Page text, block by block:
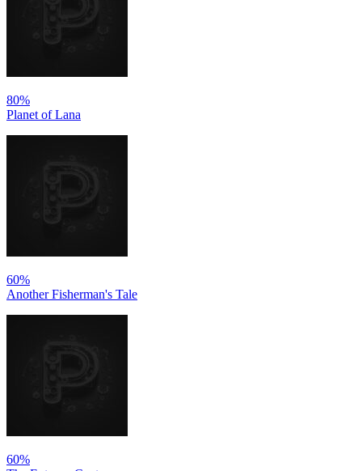
80%
Planet of Lana
60%
Another Fisherman's Tale
60%